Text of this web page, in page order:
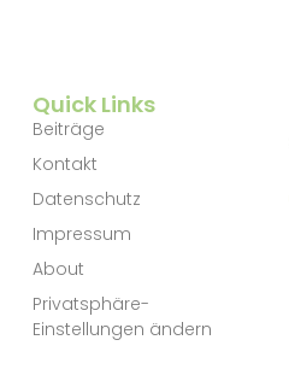
Quick Links
Beiträge
Kontakt
Datenschutz
Impressum
About
Privatsphäre-
Einstellungen ändern